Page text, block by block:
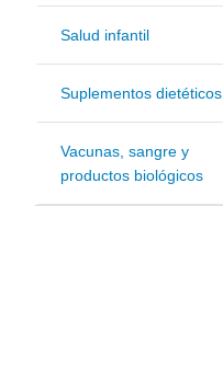
Salud infantil
Suplementos dietéticos
Vacunas, sangre y
productos biológicos